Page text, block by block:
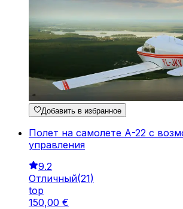
Добавить в избранное
Полет на самолете А-22 с
управления
9.2
Отличный(21)
top
150,00 €